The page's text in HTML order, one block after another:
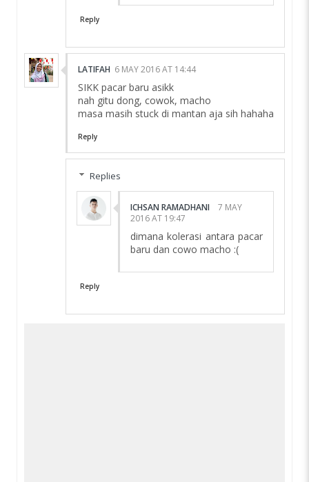
Reply
LATIFAH 6 MAY 2016 AT 14:44
SIKK pacar baru asikk
nah gitu dong, cowok, macho
masa masih stuck di mantan aja sih hahaha
Reply
Replies
ICHSAN RAMADHANI
7 MAY
2016 AT 19:47
dimana kolerasi antara pacar
baru dan cowo macho :(
Reply